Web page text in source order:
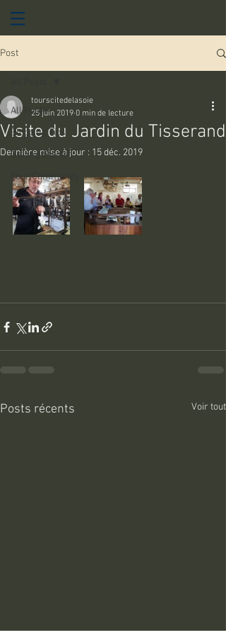
Post
All Posts
Blogging Tips
Getting Started
Your Community
Visite du Jardin du Tisserand
tourscitedelasoie
25 juin 2019 0 min de lecture
Dernière mise à jour : 15 déc. 2019
Posts récents Voir tout